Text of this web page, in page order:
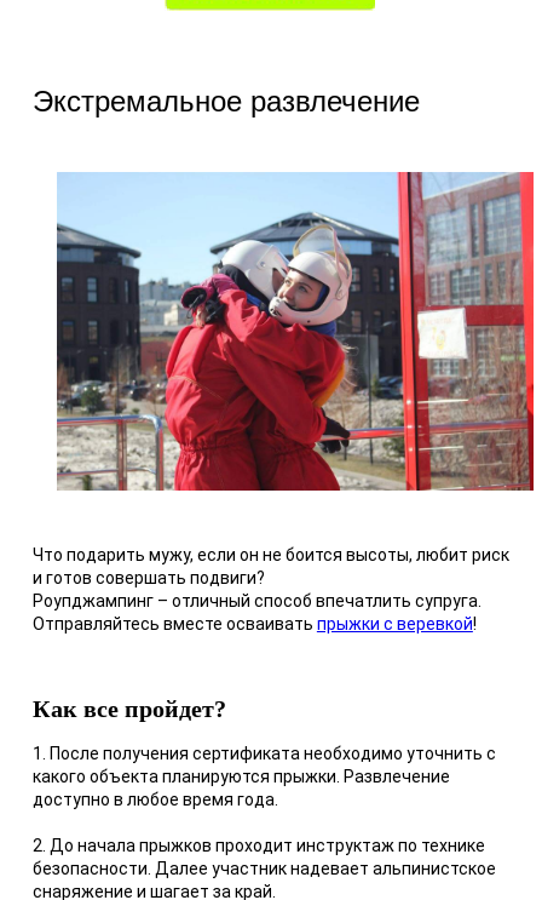
Экстремальное развлечение
Что подарить мужу, если он не боится высоты, любит риск
и готов совершать подвиги?
Роупджампинг – отличный способ впечатлить супруга.
Отправляйтесь вместе осваивать прыжки с веревкой!
Как все пройдет?
1. После получения сертификата необходимо уточнить с
какого объекта планируются прыжки. Развлечение
доступно в любое время года.
2. До начала прыжков проходит инструктаж по технике
безопасности. Далее участник надевает альпинистское
снаряжение и шагает за край.